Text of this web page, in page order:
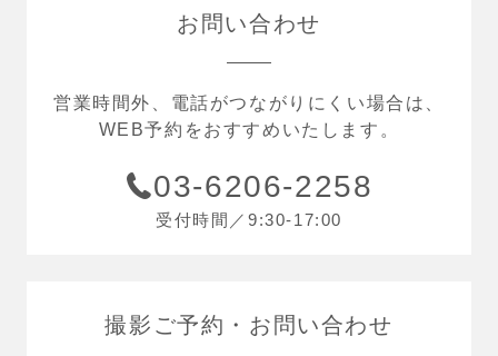
お問い合わせ
営業時間外、電話がつながりにくい場合は、
WEB予約をおすすめいたします。
03-6206-2258
受付時間／9:30-17:00
撮影ご予約 お問い合わせ